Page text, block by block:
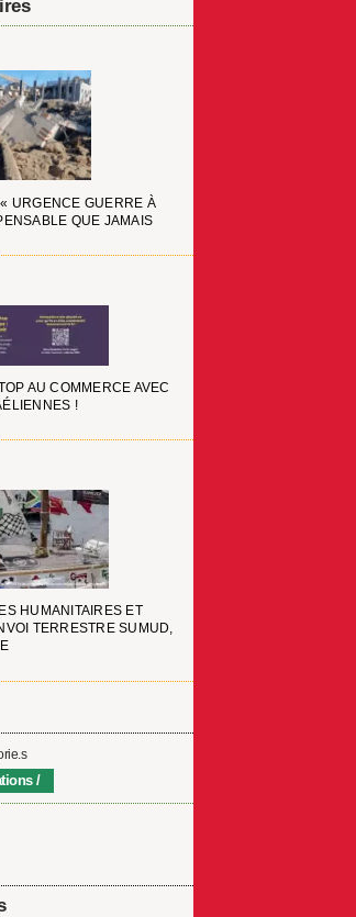
URGENCE GUERRE À
QUE JAMAIS
AU COMMERCE AVEC
!
HUMANITAIRES ET
TERRESTRE SUMUD,